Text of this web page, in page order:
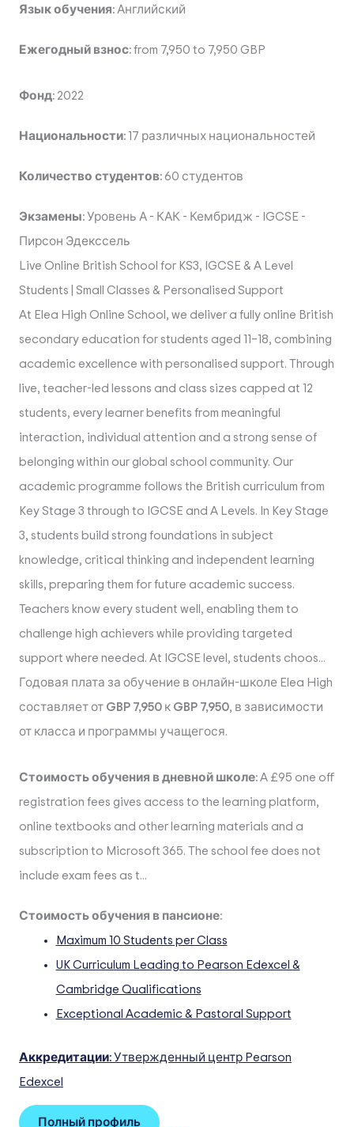
Язык обучения: Английский
Ежегодный взнос: from 7,950 to 7,950 GBP
Фонд: 2022
Национальности: 17 различных национальностей
Количество студентов: 60 студентов
Экзамены: Уровень А - КАК - Кембридж - IGCSE -
Пирсон Эдекссель
Live Online British School for KS3, IGCSE & A Level
Students | Small Classes & Personalised Support
At Elea High Online School, we deliver a fully online British
secondary education for students aged 11–18, combining
academic excellence with personalised support. Through
live, teacher-led lessons and class sizes capped at 12
students, every learner benefits from meaningful
interaction, individual attention and a strong sense of
belonging within our global school community. Our
academic programme follows the British curriculum from
Key Stage 3 through to IGCSE and A Levels. In Key Stage
3, students build strong foundations in subject
knowledge, critical thinking and independent learning
skills, preparing them for future academic success.
Teachers know every student well, enabling them to
challenge high achievers while providing targeted
support where needed. At IGCSE level, students choos...
Годовая плата за обучение в онлайн-школе Elea High
составляет от GBP 7,950 к GBP 7,950, в зависимости
от класса и программы учащегося.
Стоимость обучения в дневной школе: A £95 one off
registration fees gives access to the learning platform,
online textbooks and other learning materials and a
subscription to Microsoft 365. The school fee does not
include exam fees as t...
Стоимость обучения в пансионе:
Maximum 10 Students per Class
UK Curriculum Leading to Pearson Edexcel &
Cambridge Qualifications
Exceptional Academic & Pastoral Support
Аккредитации: Утвержденный центр Pearson
Edexcel
Полный профиль